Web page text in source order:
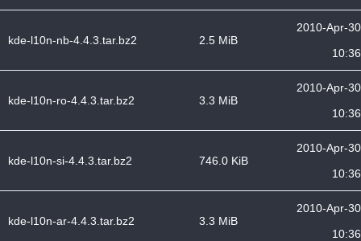
kde-l10n-nb-4.4.3.tar.bz2 2.5 MiB
2010-Apr-30
10:36
kde-l10n-ro-4.4.3.tar.bz2 3.3 MiB
2010-Apr-30
10:36
kde-l10n-si-4.4.3.tar.bz2 746.0 KiB
2010-Apr-30
10:36
kde-l10n-ar-4.4.3.tar.bz2 3.3 MiB
2010-Apr-30
10:36